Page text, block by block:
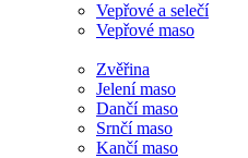
Vepřové a selečí
Vepřové maso
Zvěřina
Jelení maso
Dančí maso
Srnčí maso
Kančí maso